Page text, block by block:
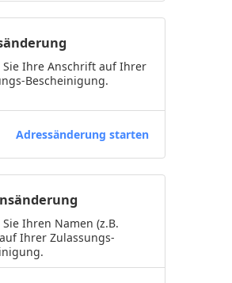
Sie Ihre Anschrift auf Ihrer
Bescheinigung.
Adressänderung starten
Ihren Namen (z.B.
Ihrer Zulassungs-